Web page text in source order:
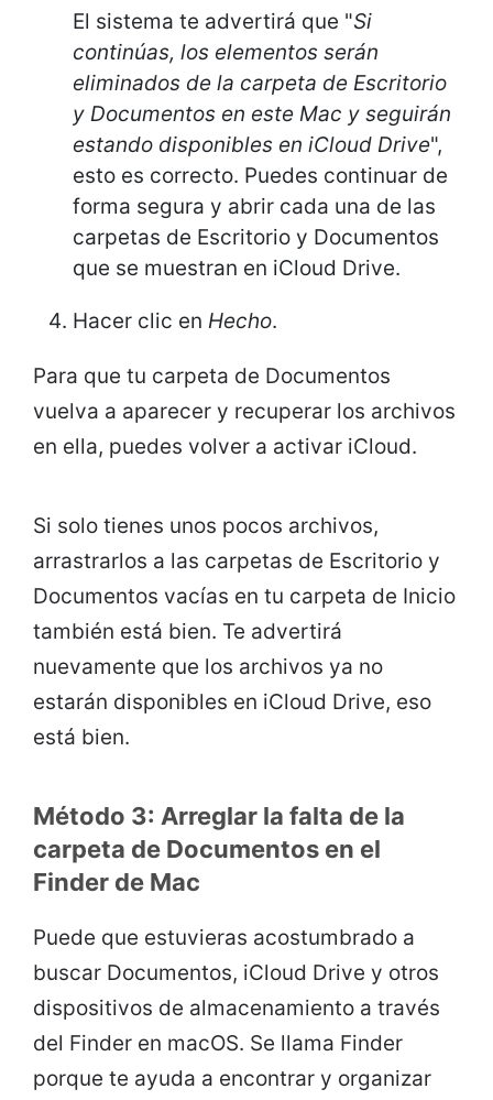
El sistema te advertirá que "Si
continúas, los elementos serán
eliminados de la carpeta de Escritorio
y Documentos en este Mac y seguirán
estando disponibles en iCloud Drive",
esto es correcto. Puedes continuar de
forma segura y abrir cada una de las
carpetas de Escritorio y Documentos
que se muestran en iCloud Drive.
Hacer clic en Hecho.
Para que tu carpeta de Documentos
vuelva a aparecer y recuperar los archivos
en ella, puedes volver a activar iCloud.
Si solo tienes unos pocos archivos,
arrastrarlos a las carpetas de Escritorio y
Documentos vacías en tu carpeta de Inicio
también está bien. Te advertirá
nuevamente que los archivos ya no
estarán disponibles en iCloud Drive, eso
está bien.
Método 3: Arreglar la falta de la
carpeta de Documentos en el
Finder de Mac
Puede que estuvieras acostumbrado a
buscar Documentos, iCloud Drive y otros
dispositivos de almacenamiento a través
del Finder en macOS. Se llama Finder
porque te ayuda a encontrar y organizar